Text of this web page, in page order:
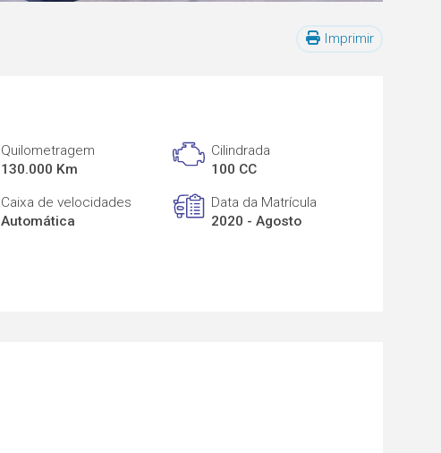
Imprimir
Quilometragem
130.000 Km
Cilindrada
100 CC
Caixa de velocidades
Automática
Data da Matrícula
2020 - Agosto